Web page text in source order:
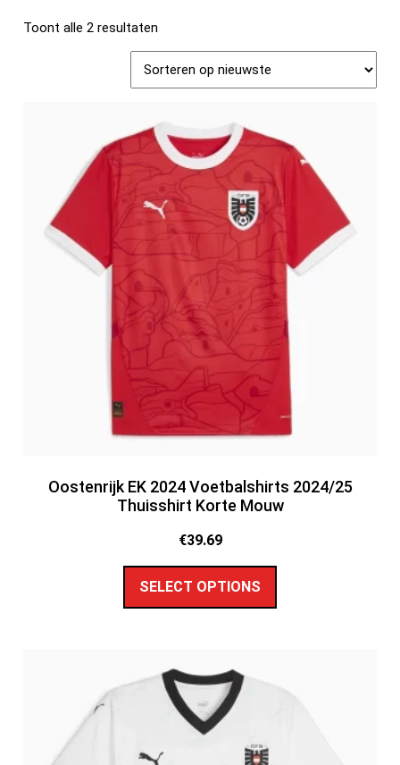
Toont alle 2 resultaten
Oostenrijk EK 2024 Voetbalshirts 2024/25
Thuisshirt Korte Mouw
€39.69
SELECT OPTIONS